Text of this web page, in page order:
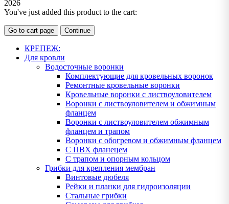
2026
You've just added this product to the cart:
Go to cart page Continue
КРЕПЕЖ:
Для кровли
Водосточные воронки
Комплектующие для кровельных воронок
Ремонтные кровельные воронки
Кровельные воронки с листвоуловителем
Воронки с листвоуловителем и обжимным
фланцем
Воронки с листвоуловителем обжимным
фланцем и трапом
Воронки с обогревом и обжимным фланцем
С ПВХ фланецем
С трапом и опорным кольцом
Грибки для крепления мембран
Винтовые дюбеля
Рейки и планки для гидроизоляции
Стальные грибки